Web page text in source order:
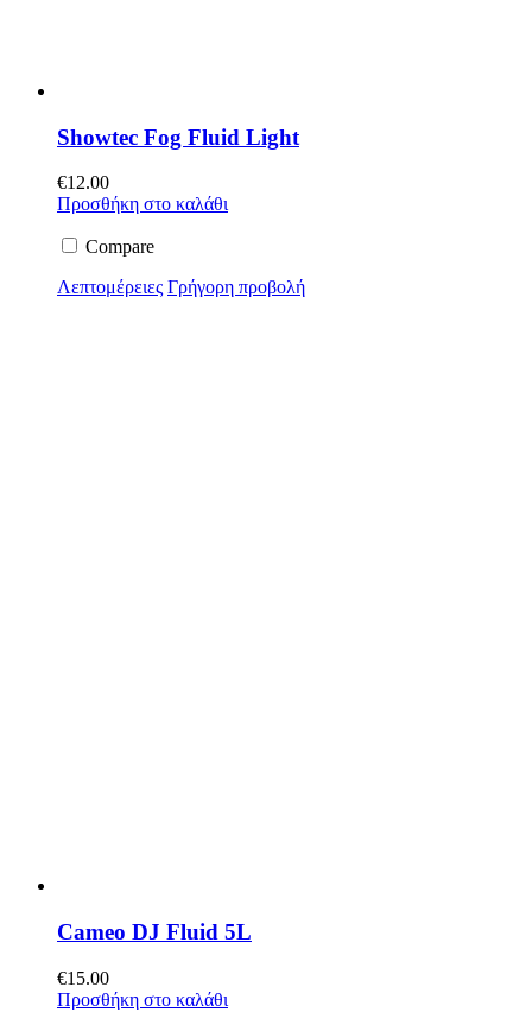
Showtec Fog Fluid Light
€12.00
Προσθήκη στο καλάθι
Compare
Λεπτομέρειες Γρήγορη προβολή
Cameo DJ Fluid 5L
€15.00
Προσθήκη στο καλάθι